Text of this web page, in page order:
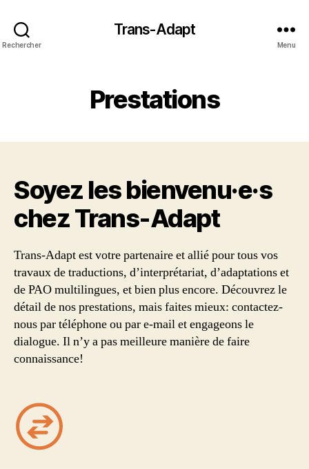
Rechercher
Trans-Adapt
Menu
Prestations
Soyez les bienvenu·e·s
chez Trans‑Adapt
Trans-Adapt est votre partenaire et allié pour tous vos
travaux de traductions, d’interprétariat, d’adaptations et
de PAO multilingues, et bien plus encore. Découvrez le
détail de nos prestations, mais faites mieux: contactez-
nous par téléphone ou par e-mail et engageons le
dialogue. Il n’y a pas meilleure manière de faire
connaissance!